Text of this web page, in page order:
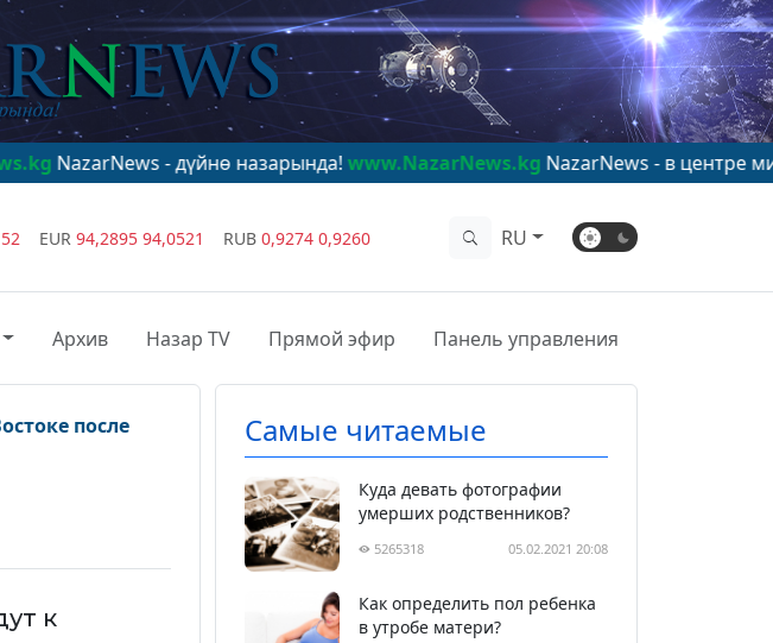
- дүйнө назарында!www.NazarNews.kgNazarNews - в центре мирового
EUR 94,2895 94,0521 RUB 0,9274 0,9260 RU
Архив Назар TV Прямой эфир Панель управления
после
к
Самые читаемые
Куда девать фотографии
умерших родственников?
5265318 05.02.2021 20:08
Как определить пол ребенка
в утробе матери?